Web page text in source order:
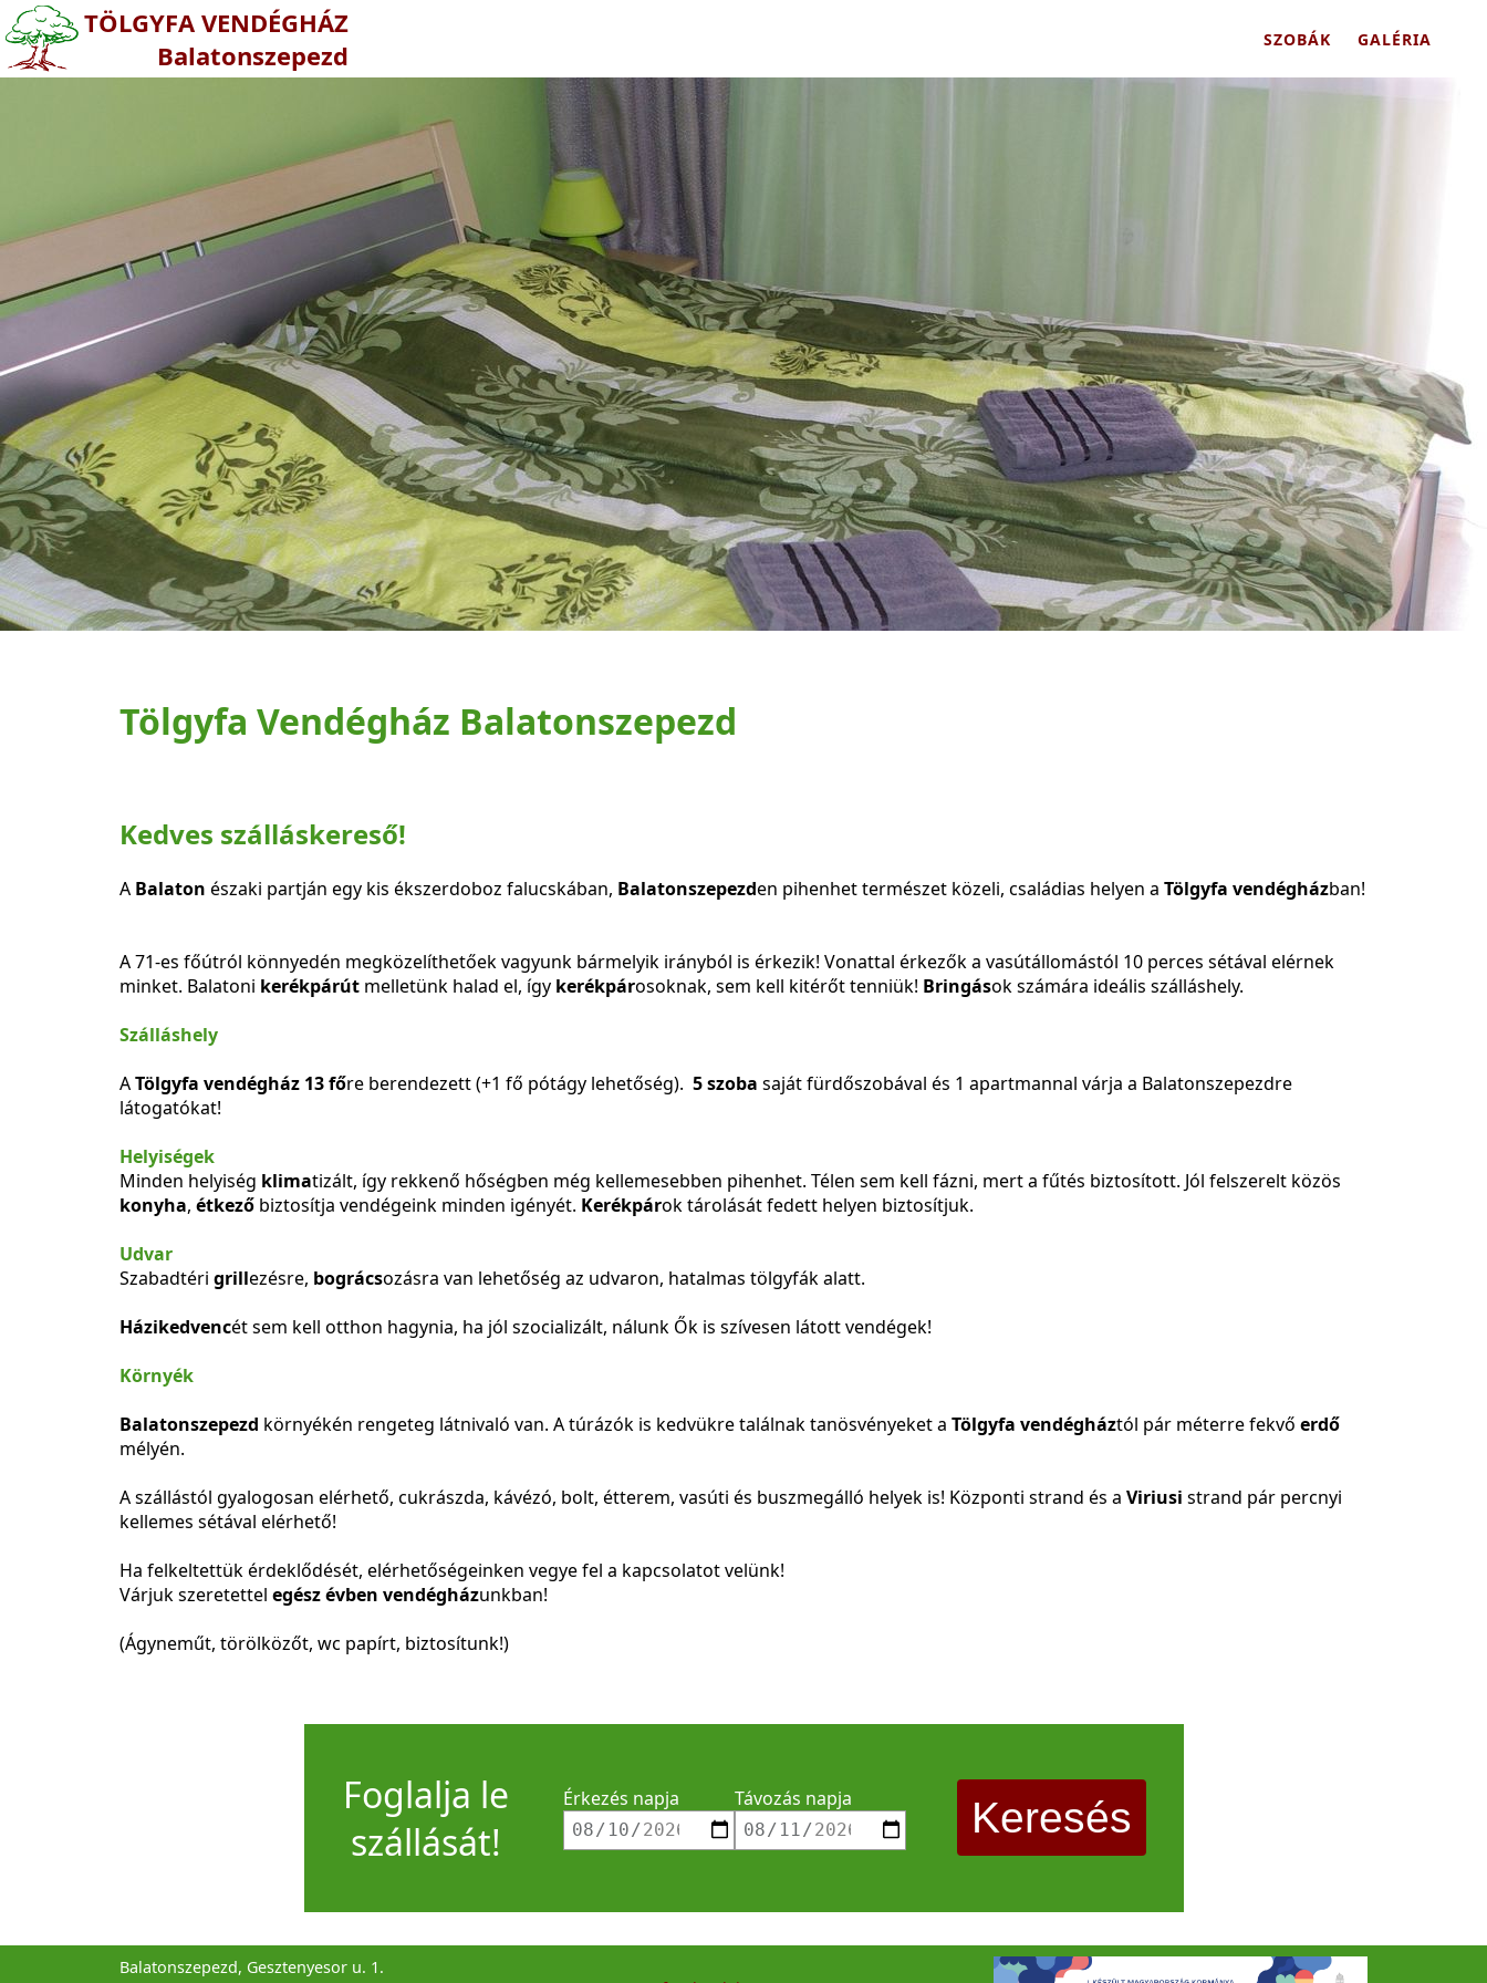
TÖLGYFA VENDÉGHÁZ
Balatonszepezd
SZOBÁK GALÉRIA
Tölgyfa Vendégház Balatonszepezd
Kedves szálláskereső!
A Balaton északi partján egy kis ékszerdoboz falucskában, Balatonszepezden pihenhet természet közeli, családias helyen a Tölgyfa vendégházban!
A 71-es főútról könnyedén megközelíthetőek vagyunk bármelyik irányból is érkezik! Vonattal érkezők a vasútállomástól 10 perces sétával elérnek
minket. Balatoni kerékpárútmelletünk halad el, így kerékpárosoknak, sem kell kitérőt tenniük! Bringások számára ideális szálláshely.
Szálláshely
ATölgyfa vendégház 13 főre berendezett (+1 fő pótágy lehetőség). 5 szoba saját fürdőszobával és 1 apartmannal várja a Balatonszepezdre
látogatókat!
Helyiségek
Minden helyiség klimatizált, így rekkenő hőségben még kellemesebben pihenhet. Télen sem kell fázni, mert a fűtés biztosított. Jól felszerelt közös
konyha, étkezőbiztosítja vendégeink minden igényét. Kerékpárok tárolását fedett helyen biztosítjuk.
Udvar
Szabadtéri grillezésre, bográcsozásra van lehetőség az udvaron, hatalmas tölgyfák alatt.
Házikedvencét sem kell otthon hagynia, ha jól szocializált, nálunk Ők is szívesen látott vendégek!
Környék
Balatonszepezd környékén rengeteg látnivaló van. A túrázók is kedvükre találnak tanösvényeket a Tölgyfa vendégháztól pár méterre fekvő erdő
mélyén.
A szállástól gyalogosan elérhető, cukrászda, kávézó, bolt, étterem, vasúti és buszmegálló helyek is! Központi strand és a Viriusi strand pár percnyi
kellemes sétával elérhető!
Ha felkeltettük érdeklődését, elérhetőségeinken vegye fel a kapcsolatot velünk!
Várjuk szeretettel egész évben vendégházunkban!
(Ágyneműt, törölközőt, wc papírt, biztosítunk!)
Foglalja le
szállását!
Érkezés napja Távozás napja
Balatonszepezd, Gesztenyesor u. 1.